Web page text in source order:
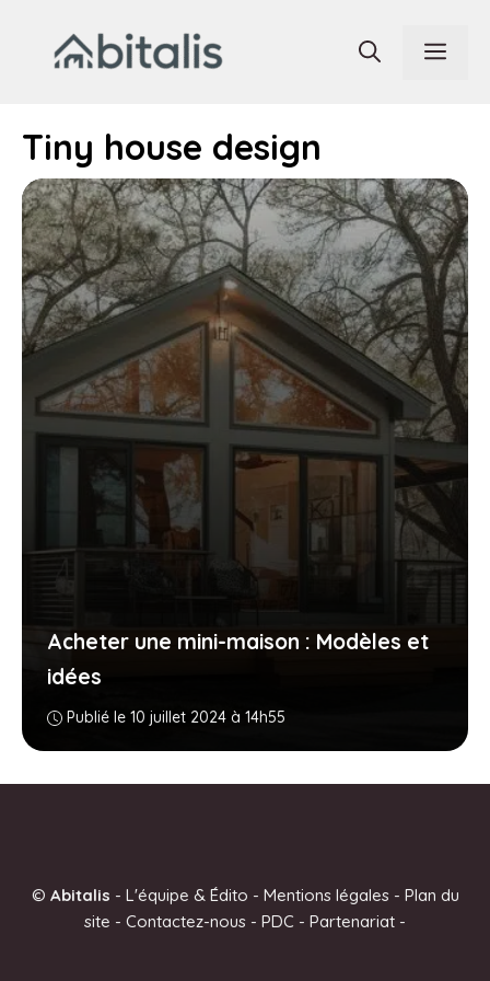
contenu
Tiny house design
Acheter une mini-maison : Modèles et
idées
Publié le 10 juillet 2024 à 14h55
© Abitalis - L'équipe & Édito - Mentions légales- Plan du
site - Contactez-nous - PDC - Partenariat -